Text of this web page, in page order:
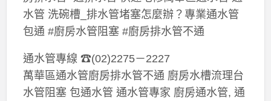
水管 洗碗槽_排水管堵塞怎麼辦？專業通水管
包通 #廚房水管阻塞 #廚房排水管不通
通水管專線 ☎(02)2275－2227
萬華區通水管廚房排水管不通 廚房水槽流理台
水管阻塞 包通水管 通水管專家 廚房通水管, 通